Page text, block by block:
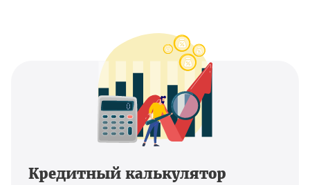
Кредитный калькулятор